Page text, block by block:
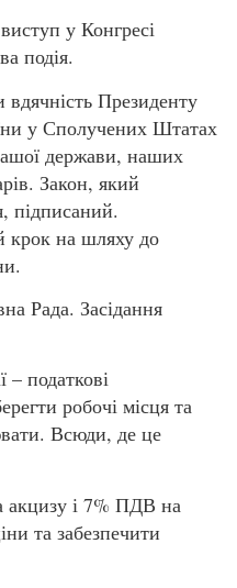
у Конгресі
подія.
вдячність Президенту
у Сполучених Штатах
держави, наших
Закон, який
підписаний.
крок на шляху до
Рада. Засідання
– податкові
робочі місця та
Всюди, де це
акцизу і 7% ПДВ на
та забезпечити